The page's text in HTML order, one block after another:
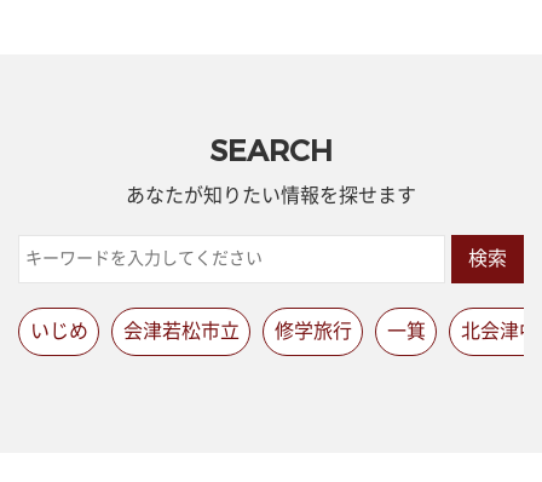
SEARCH
あなたが知りたい情報を探せます
検索
いじめ 会津若松市立 修学旅行 一箕 北会津中